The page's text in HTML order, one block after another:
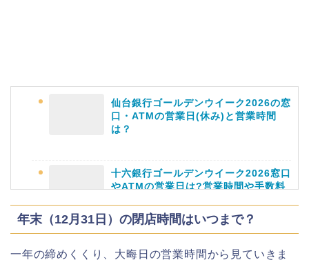
角館桜まつり2026の屋台(出店)やライ
トアップは?駐車場も調査!
大河原桜まつり(千本桜)2026の屋台の
仙台銀行ゴールデンウイーク2026の窓
口・ATMの営業日(休み)と営業時間
は？
十六銀行ゴールデンウイーク2026窓口
やATMの営業日は?営業時間や手数料
年末（12月31日）の閉店時間はいつまで？
一年の締めくくり、大晦日の営業時間から見ていきま